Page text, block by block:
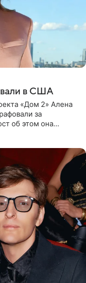
в США
«Дом 2» Алена
за
об этом она